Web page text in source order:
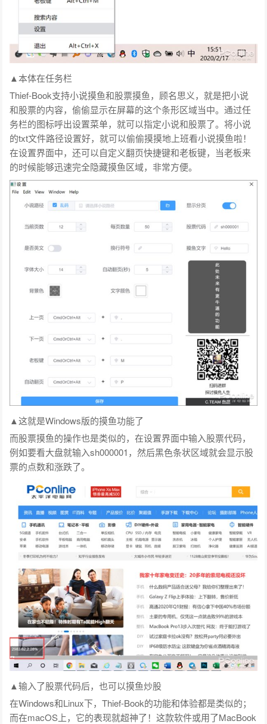
▲本体在任务栏
Thief-Book支持小说摸鱼和股票摸鱼，顾名思义，就是把小说
和股票的内容，偷偷显示在屏幕的这个条形区域当中。通过任
务栏的图标呼出设置菜单，就可以指定小说和股票了。将小说
的txt文件路径设置好，就可以偷偷摸摸地上班看小说摸鱼啦！
在设置界面中，还可以自定义翻页快捷键和老板键，当老板来
的时候能够迅速完全隐藏摸鱼区域，非常方便。
▲这就是Windows版的摸鱼功能了
而股票摸鱼的操作也是类似的，在设置界面中输入股票代码，
例如要看大盘就输入sh000001，然后黑色条状区域就会显示股
票的点数和涨跌了。
▲输入了股票代码后，也可以摸鱼炒股
在Windows和Linux下，Thief-Book的功能和体验都是类似的；
而在macOS上，它的表现就超神了！这款软件或用了MacBook